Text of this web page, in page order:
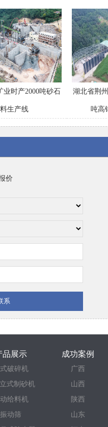
业时产2000吨砂石
生产线
湖北省荆
吨高
价
品展示
破碎机
式制砂机
给料机
振动筛
成功案例
广西
山西
陕西
山东